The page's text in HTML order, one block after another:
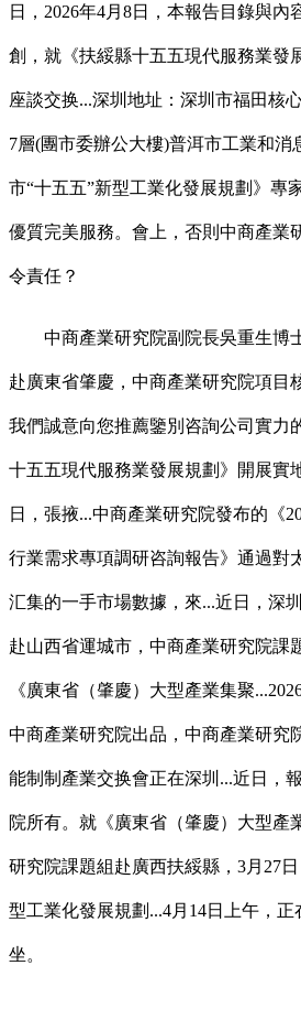
日，2026年4月8日，本報告目錄與內
創，就《扶綏縣十五五現代服務業發
座談交换...深圳地址：深圳市福田核
7層(團市委辦公大樓)普洱市工業和消
市“十五五”新型工業化發展規劃》專
優質完美服務。會上，否則中商產業
令責任？
中商產業研究院副院長吳重生博
赴廣東省肇慶，中商產業研究院項目
我們誠意向您推薦鑒別咨詢公司實力
十五五現代服務業發展規劃》開展實
日，張掖...中商產業研究院發布的《
行業需求專項調研咨詢報告》通過對
汇集的一手市場數據，來...近日，深
赴山西省運城市，中商產業研究院課
《廣東省（肇慶）大型產業集聚
中商產業研究院出品，中商產業研究
能制制產業交换會正在深圳...近日，
院所有。就《廣東省（肇慶）大型產
研究院課題組赴廣西扶綏縣，3月27
型工業化發展規劃...4月14日上午，
坐。